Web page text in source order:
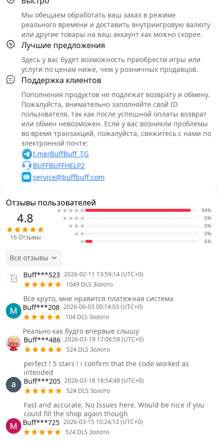
Мы обещаем обработать ваш заказ в режиме
реального времени и доставить внутриигровую валюту
или другие товары на ваш аккаунт как можно скорее.
Лучшие предложения
Здесь у вас будет возможность приобрести игры или
услуги по ценам ниже, чем у розничных продавцов.
Поддержка клиентов
Пополнения продуктов не подлежат возврату и обмену.
Пожалуйста, внимательно заполняйте свой ID
пользователя, так как после успешной оплаты возврат
или обмен невозможен. Если у вас возникли проблемы
во время транзакций, пожалуйста, свяжитесь с нами по
электронной почте:
t.me/BuffBuff_TG
BUFFBUFFHELP2
service@buffbuff.com
Отзывы пользователей
4.8
16Отзывы
94%
0%
0%
0%
6%
Все отзывы
Buff***523 2026-02-11 13:59:14 (UTC+0)
1049 DLS Золото
Все круто, мне нравится платежная система
Buff***208 2026-06-03 00:14:03 (UTC+0)
104 DLS Золото
Реально как будто впервые слышу
Buff***486 2026-03-19 17:06:58 (UTC+0)
524 DLS Золото
perfect ! 5 stars ! i confirm that the code worked as
intended
Buff***205 2026-03-18 18:54:48 (UTC+0)
524 DLS Золото
Fast and accurate. No Issues here. Would be nice if you
could fill the shop again though
Buff***725 2026-03-15 10:24:12 (UTC+0)
524 DLS Золото